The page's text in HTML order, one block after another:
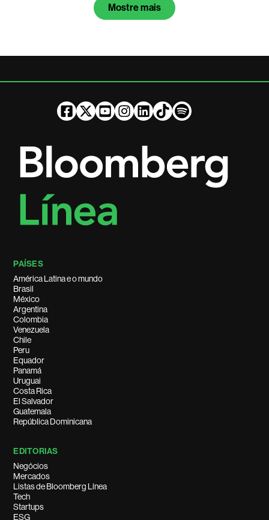
Mostre mais
PAÍSES
América Latina e o mundo
Brasil
México
Argentina
Colombia
Venezuela
Chile
Peru
Equador
Panamá
Uruguai
Costa Rica
El Salvador
Guatemala
República Dominicana
EDITORIAS
Negócios
Mercados
Listas de Bloomberg Línea
Tech
Startups
ESG